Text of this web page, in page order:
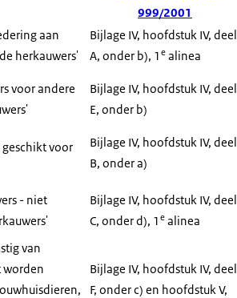
999/2001
aan
herkauwers'
Bijlage IV, hoofdstuk IV, deel
A, onder b), 1 e alinea
voor andere
Bijlage IV, hoofdstuk IV, deel
E, onder b)
voor
Bijlage IV, hoofdstuk IV, deel
B, onder a)
- niet
Bijlage IV, hoofdstuk IV, deel
C, onder d), 1 e alinea
van
Bijlage IV, hoofdstuk IV, deel
F, onder c) en hoofdstuk V,